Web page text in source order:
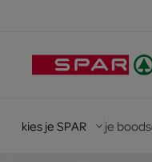
kies je SPAR je